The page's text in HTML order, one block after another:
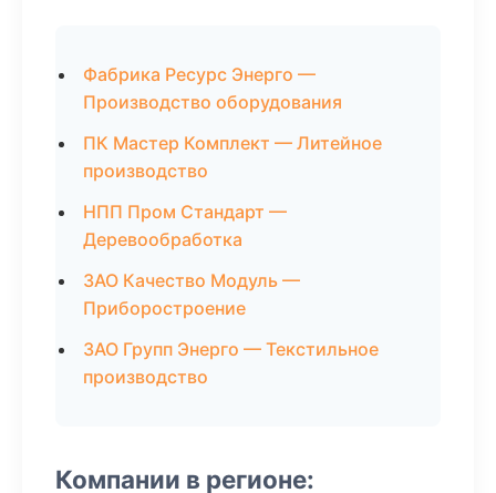
Фабрика Ресурс Энерго —
Производство оборудования
ПК Мастер Комплект — Литейное
производство
НПП Пром Стандарт —
Деревообработка
ЗАО Качество Модуль —
Приборостроение
ЗАО Групп Энерго — Текстильное
производство
Компании в регионе: